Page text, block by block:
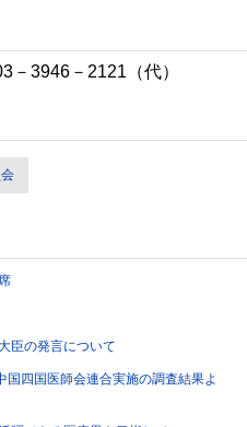
－3946－2121（代）
臣の発言について
四国医師会連合実施の調査結果よ